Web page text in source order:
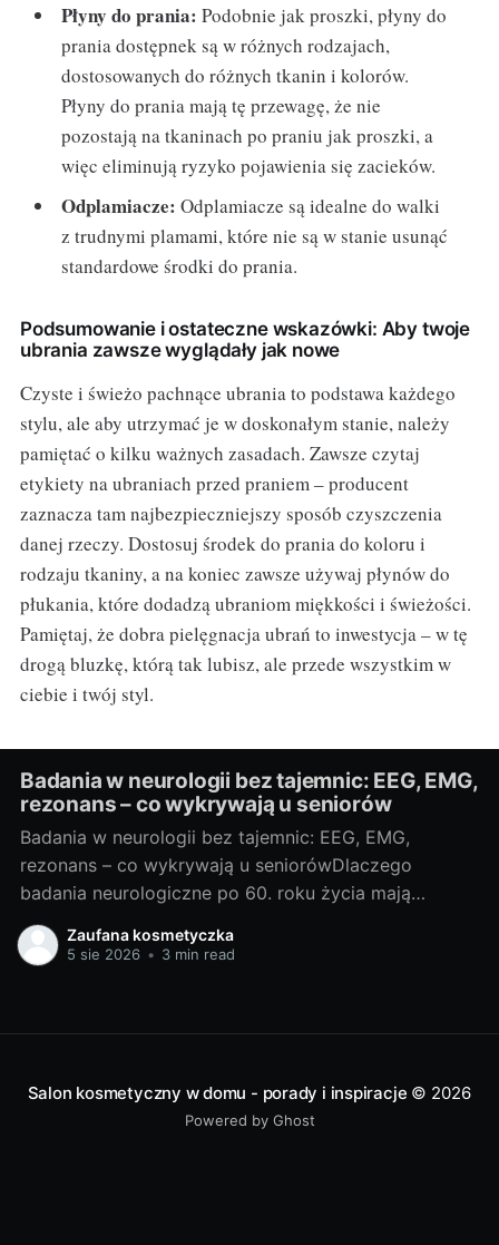
Płyny do prania: Podobnie jak proszki, płyny do
prania dostępnek są w różnych rodzajach,
dostosowanych do różnych tkanin i kolorów.
Płyny do prania mają tę przewagę, że nie
pozostają na tkaninach po praniu jak proszki, a
więc eliminują ryzyko pojawienia się zacieków.
Odplamiacze: Odplamiacze są idealne do walki
z trudnymi plamami, które nie są w stanie usunąć
standardowe środki do prania.
Podsumowanie i ostateczne wskazówki: Aby twoje
ubrania zawsze wyglądały jak nowe
Czyste i świeżo pachnące ubrania to podstawa każdego
stylu, ale aby utrzymać je w doskonałym stanie, należy
pamiętać o kilku ważnych zasadach. Zawsze czytaj
etykiety na ubraniach przed praniem – producent
zaznacza tam najbezpieczniejszy sposób czyszczenia
danej rzeczy. Dostosuj środek do prania do koloru i
rodzaju tkaniny, a na koniec zawsze używaj płynów do
płukania, które dodadzą ubraniom miękkości i świeżości.
Pamiętaj, że dobra pielęgnacja ubrań to inwestycja – w tę
drogą bluzkę, którą tak lubisz, ale przede wszystkim w
ciebie i twój styl.
Badania w neurologii bez tajemnic: EEG, EMG,
rezonans – co wykrywają u seniorów
Badania w neurologii bez tajemnic: EEG, EMG,
rezonans – co wykrywają u seniorówDlaczego
badania neurologiczne po 60. roku życia mają
znaczenieJako blogerka, ale i miłośniczka rzetelnej
wiedzy medycznej, często widzę, że u osób po 60.
szybka diagnoza pozwala
Zaufana kosmetyczka
5 sie 2026 • 3 min read
Salon kosmetyczny w domu - porady i inspiracje © 2026
Powered by Ghost